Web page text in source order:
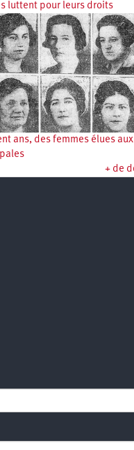
luttent pour leurs droits
ans, des femmes élues aux
+ de